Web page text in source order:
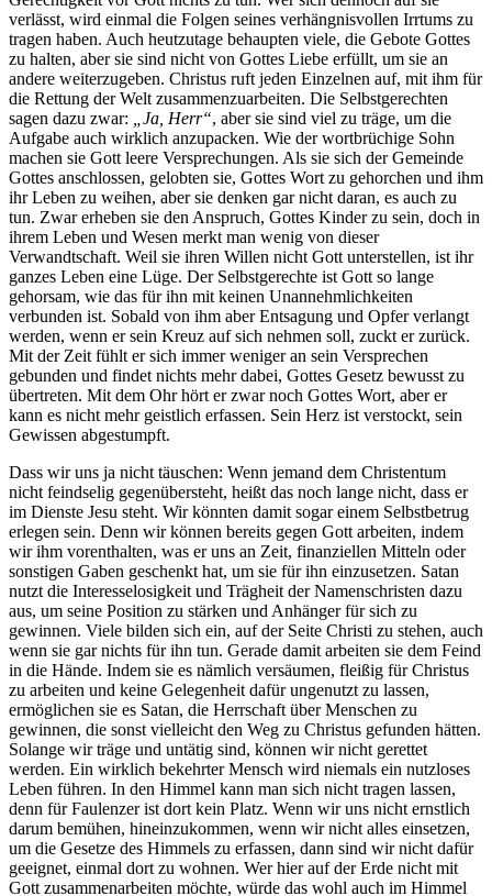
verlässt, wird einmal die Folgen seines verhängnisvollen Irrtums zu
tragen haben. Auch heutzutage behaupten viele, die Gebote Gottes
zu halten, aber sie sind nicht von Gottes Liebe erfüllt, um sie an
andere weiterzugeben. Christus ruft jeden Einzelnen auf, mit ihm für
die Rettung der Welt zusammenzuarbeiten. Die Selbstgerechten
sagen dazu zwar:
„Ja, Herr“, aber sie sind viel zu träge, um die
Aufgabe auch wirklich anzupacken. Wie der wortbrüchige Sohn
machen sie Gott leere Versprechungen. Als sie sich der Gemeinde
Gottes anschlossen, gelobten sie, Gottes Wort zu gehorchen und ihm
ihr Leben zu weihen, aber sie denken gar nicht daran, es auch zu
tun. Zwar erheben sie den Anspruch, Gottes Kinder zu sein, doch in
ihrem Leben und Wesen merkt man wenig von dieser
Verwandtschaft. Weil sie ihren Willen nicht Gott unterstellen, ist ihr
ganzes Leben eine Lüge. Der Selbstgerechte ist Gott so lange
gehorsam, wie das für ihn mit keinen Unannehmlichkeiten
verbunden ist. Sobald von ihm aber Entsagung und Opfer verlangt
werden, wenn er sein Kreuz auf sich nehmen soll, zuckt er zurück.
Mit der Zeit fühlt er sich immer weniger an sein Versprechen
gebunden und findet nichts mehr dabei, Gottes Gesetz bewusst zu
übertreten. Mit dem Ohr hört er zwar noch Gottes Wort, aber er
kann es nicht mehr geistlich erfassen. Sein Herz ist verstockt, sein
Gewissen abgestumpft.
Dass wir uns ja nicht täuschen: Wenn jemand dem Christentum
nicht feindselig gegenübersteht, heißt das noch lange nicht, dass er
im Dienste Jesu steht. Wir könnten damit sogar einem Selbstbetrug
erlegen sein. Denn wir können bereits gegen Gott arbeiten, indem
wir ihm vorenthalten, was er uns an Zeit, finanziellen Mitteln oder
sonstigen Gaben geschenkt hat, um sie für ihn einzusetzen. Satan
nutzt die Interesselosigkeit und Trägheit der Namenschristen dazu
aus, um seine Position zu stärken und Anhänger für sich zu
gewinnen. Viele bilden sich ein, auf der Seite Christi zu stehen, auch
wenn sie gar nichts für ihn tun. Gerade damit arbeiten sie dem Feind
in die Hände. Indem sie es nämlich versäumen, fleißig für Christus
zu arbeiten und keine Gelegenheit dafür ungenutzt zu lassen,
ermöglichen sie es Satan, die Herrschaft über Menschen zu
gewinnen, die sonst vielleicht den Weg zu Christus gefunden hätten.
Solange wir träge und untätig sind, können wir nicht gerettet
werden. Ein wirklich bekehrter Mensch wird niemals ein nutzloses
Leben führen. In den Himmel kann man sich nicht tragen lassen,
denn für Faulenzer ist dort kein Platz. Wenn wir uns nicht ernstlich
darum bemühen, hineinzukommen, wenn wir nicht alles einsetzen,
um die Gesetze des Himmels zu erfassen, dann sind wir nicht dafür
geeignet, einmal dort zu wohnen. Wer hier auf der Erde nicht mit
Gott zusammenarbeiten möchte, würde das wohl auch im Himmel